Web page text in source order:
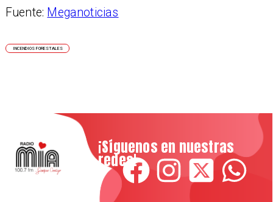
Fuente: Meganoticias
INCENDIOS FORESTALES
¡Síguenos en nuestras
redes!